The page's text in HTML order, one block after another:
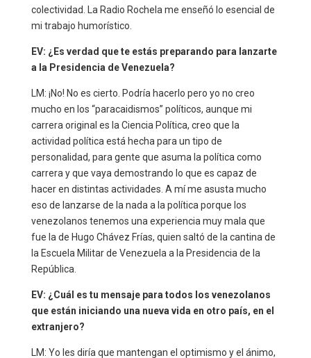
colectividad. La Radio Rochela me enseñó lo esencial de
mi trabajo humorístico.
EV: ¿Es verdad que te estás preparando para lanzarte
a la Presidencia de Venezuela?
LM: ¡No! No es cierto. Podría hacerlo pero yo no creo
mucho en los “paracaidismos” políticos, aunque mi
carrera original es la Ciencia Política, creo que la
actividad política está hecha para un tipo de
personalidad, para gente que asuma la política como
carrera y que vaya demostrando lo que es capaz de
hacer en distintas actividades. A mí me asusta mucho
eso de lanzarse de la nada a la política porque los
venezolanos tenemos una experiencia muy mala que
fue la de Hugo Chávez Frías, quien saltó de la cantina de
la Escuela Militar de Venezuela a la Presidencia de la
República.
EV: ¿Cuál es tu mensaje para todos los venezolanos
que están iniciando una nueva vida en otro país, en el
extranjero?
LM: Yo les diría que mantengan el optimismo y el ánimo,